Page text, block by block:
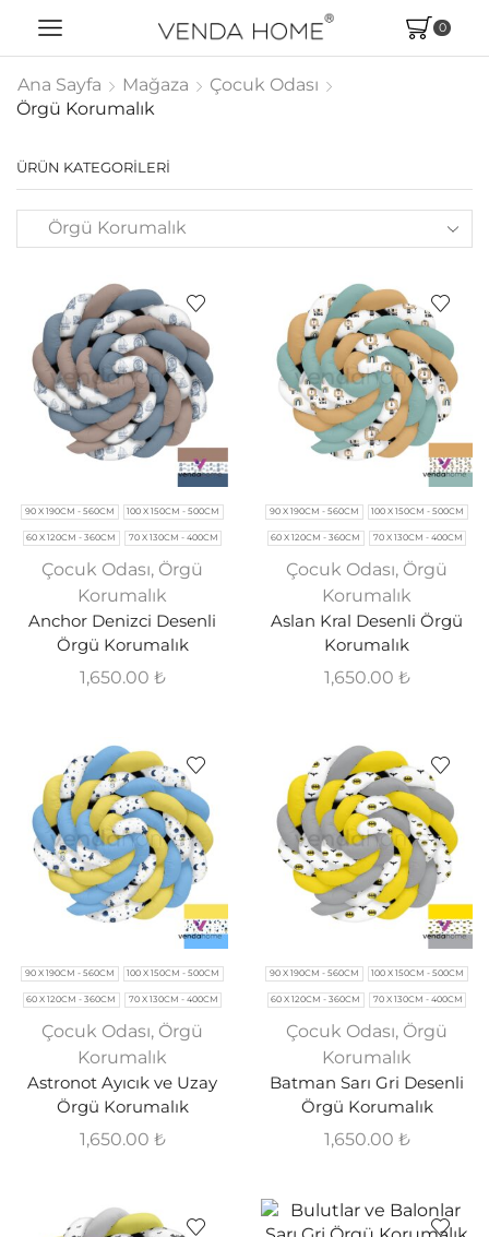
0
Ana Sayfa Mağaza
Çocuk Odası
Örgü Korumalık
ÜRÜN KATEGORILERI
90 X 190CM - 560CM 100 X 150CM - 500CM
60 X 120CM - 360CM 70 X 130CM - 400CM
Çocuk Odası, Örgü
Korumalık
Anchor Denizci Desenli
Örgü Korumalık
1,650.00 ₺
90 X 190CM - 560CM 100 X 150CM - 500CM
60 X 120CM - 360CM 70 X 130CM - 400CM
Çocuk Odası, Örgü
Korumalık
Aslan Kral Desenli Örgü
Korumalık
1,650.00 ₺
90 X 190CM - 560CM 100 X 150CM - 500CM
60 X 120CM - 360CM 70 X 130CM - 400CM
Çocuk Odası, Örgü
Korumalık
Astronot Ayıcık ve Uzay
Örgü Korumalık
1,650.00 ₺
90 X 190CM - 560CM 100 X 150CM - 500CM
60 X 120CM - 360CM 70 X 130CM - 400CM
Çocuk Odası, Örgü
Korumalık
Batman Sarı Gri Desenli
Örgü Korumalık
1,650.00 ₺